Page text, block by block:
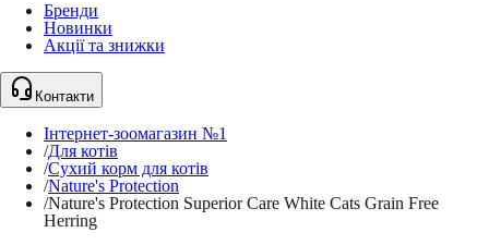
Бренди
Новинки
Акції та знижки
Контакти
Інтернет-зоомагазин №1
/Для котів
/Сухий корм для котів
/Nature's Protection
/Nature's Protection Superior Care White Cats Grain Free
Herring